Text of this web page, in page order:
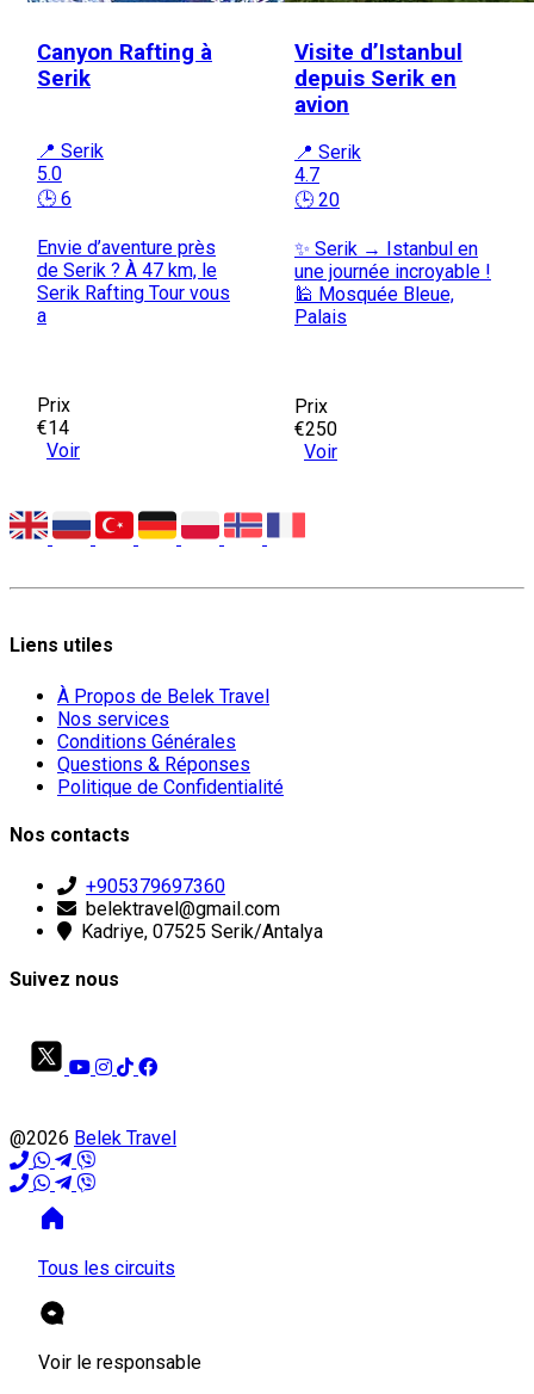
Canyon Rafting à
Serik
📍 Serik
5.0
🕒 6
Envie d’aventure près
de Serik ? À 47 km, le
Serik Rafting Tour vous
a
Prix
€14
Voir
Visite d’Istanbul
depuis Serik en
avion
📍 Serik
4.7
🕒 20
✨ Serik → Istanbul en
une journée incroyable !
🕌 Mosquée Bleue,
Palais
Prix
€250
Voir
Liens utiles
À Propos de Belek Travel
Nos services
Conditions Générales
Questions & Réponses
Politique de Confidentialité
Nos contacts
+905379697360
belektravel@gmail.com
Kadriye, 07525 Serik/Antalya
Suivez nous
@2026 Belek Travel
Tous les circuits
Voir le responsable